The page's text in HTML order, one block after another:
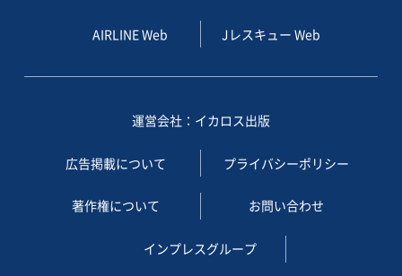
AIRLINE Web Jレスキュー Web
運営会社：イカロス出版
広告掲載について プライバシーポリシー
著作権について お問い合わせ
インプレスグループ